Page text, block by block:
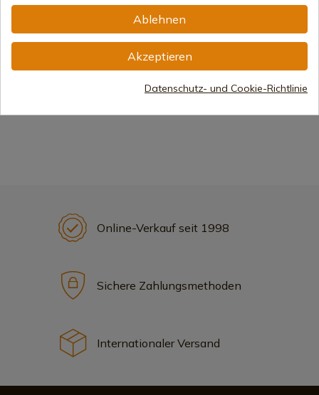
7-15 Tage Versand
Online-Verkauf seit 1998
Sichere Zahlungsmethoden
Internationaler Versand
Ablehnen
Akzeptieren
Datenschutz- und Cookie-Richtlinie